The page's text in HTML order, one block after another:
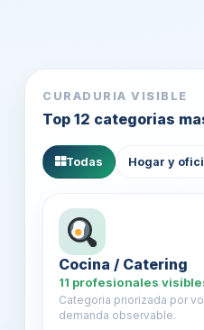
CURADURIA VISIBLE
Top 12 categorias
Todas Hogar y
Cocina / Catering
11 profesionales
Categoria priorizada por
demanda observable.